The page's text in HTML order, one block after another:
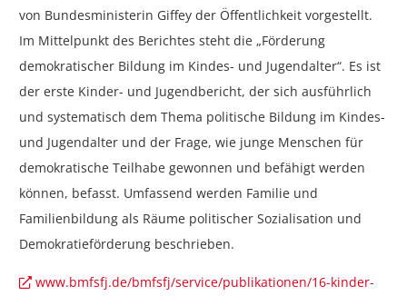
von Bundesministerin Giffey der Öffentlichkeit vorgestellt.
Im Mittelpunkt des Berichtes steht die „Förderung
demokratischer Bildung im Kindes- und Jugendalter“. Es ist
der erste Kinder- und Jugendbericht, der sich ausführlich
und systematisch dem Thema politische Bildung im Kindes-
und Jugendalter und der Frage, wie junge Menschen für
demokratische Teilhabe gewonnen und befähigt werden
können, befasst. Umfassend werden Familie und
Familienbildung als Räume politischer Sozialisation und
Demokratieförderung beschrieben.
www.bmfsfj.de/bmfsfj/service/publikationen/16-kinder-